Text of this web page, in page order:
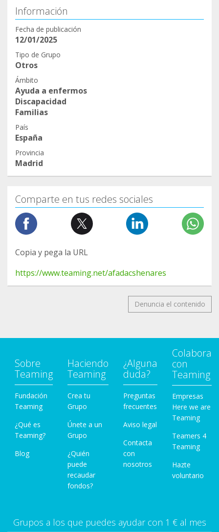
Información
Fecha de publicación
12/01/2025
Tipo de Grupo
Otros
Ámbito
Ayuda a enfermos
Discapacidad
Familias
País
España
Provincia
Madrid
Comparte en tus redes sociales
Copia y pega la URL
https://www.teaming.net/afadacshenares
Denuncia el contenido
Sobre
Teaming
Fundación
Teaming
¿Qué es
Teaming?
Blog
Haciendo
Teaming
Crea tu
Grupo
Únete a un
Grupo
¿Quién
puede
recaudar
fondos?
¿Alguna
duda?
Preguntas
frecuentes
Aviso legal
Contacta
con
nosotros
Colabora
con
Teaming
Empresas
Here we are
Teaming
Teamers 4
Teaming
Hazte
voluntario
Grupos a los que puedes ayudar con 1 € al mes